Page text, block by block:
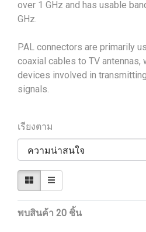
over 1 GHz and has usable
GHz.
PAL connectors are primarily
coaxial cables to TV antennas,
devices involved in
signals.
เรียงตาม
พบสินค้า 20 ชิ้น